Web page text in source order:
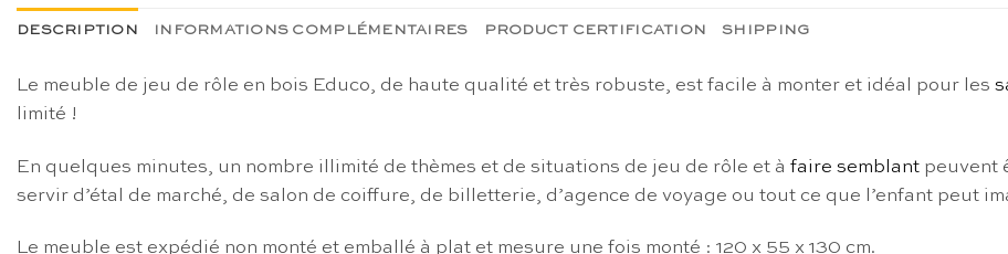
DESCRIPTION INFORMATIONS COMPLÉMENTAIRES PRODUCT CERTIFICATION SHIPPING
Le meuble de jeu de rôle en bois Educo, de haute qualité et très robuste, est facile à monter et idéal pour les
limité !
En quelques minutes, un nombre illimité de thèmes et de situations de jeu de rôle et à faire semblant peuvent
servir d’étal de marché, de salon de coiffure, de billetterie, d’agence de voyage ou tout ce que l’enfant peut
Le meuble est expédié non monté et emballé à plat et mesure une fois monté : 120 x 55 x 130 cm.